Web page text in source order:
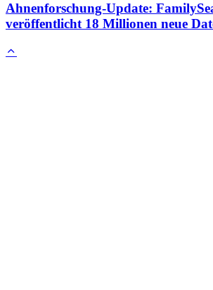
Ahnenforschung-Update:
veröffentlicht 18 Millionen neue